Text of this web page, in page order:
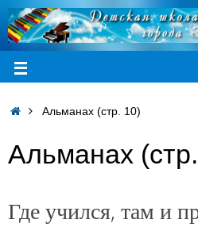
Альманах (стр. 10)
Альманах
Где учился, там и